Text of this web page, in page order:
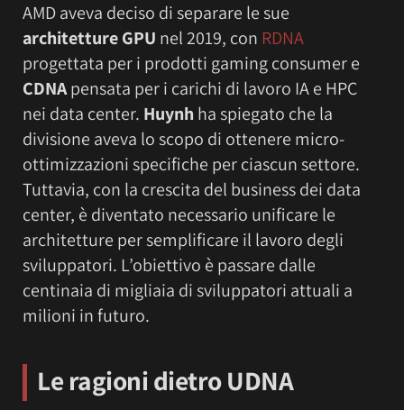
AMD aveva deciso di separare le sue
architetture GPU nel 2019, con RDNA
progettata per i prodotti gaming consumer e
CDNApensata per i carichi di lavoro IA e HPC
nei data center. Huynhha spiegato che la
divisione aveva lo scopo di ottenere micro-
ottimizzazioni specifiche per ciascun settore.
Tuttavia, con la crescita del business dei data
center, è diventato necessario unificare le
architetture per semplificare il lavoro degli
sviluppatori. L’obiettivo è passare dalle
centinaia di migliaia di sviluppatori attuali a
milioni in futuro.
Le ragioni dietroUDNA